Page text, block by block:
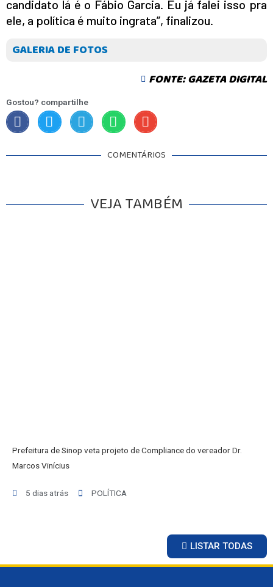
candidato lá é o Fábio Garcia. Eu já falei isso pra
ele, a política é muito ingrata”, finalizou.
GALERIA DE FOTOS
FONTE: GAZETA DIGITAL
Gostou? compartilhe
COMENTÁRIOS
VEJA TAMBÉM
Prefeitura de Sinop veta projeto de Compliance do vereador Dr.
Marcos Vinícius
5 dias atrás POLÍTICA
LISTAR TODAS